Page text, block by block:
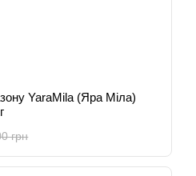
YaraMila (Яра Міла)
грн